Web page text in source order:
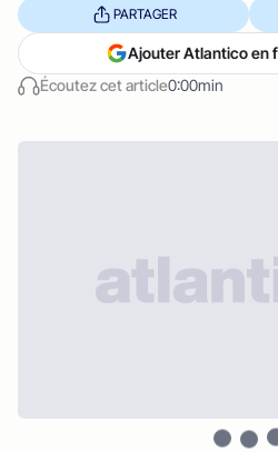
Écoutez cet article0:00min
PARTAGER
Ajouter Atlantico en